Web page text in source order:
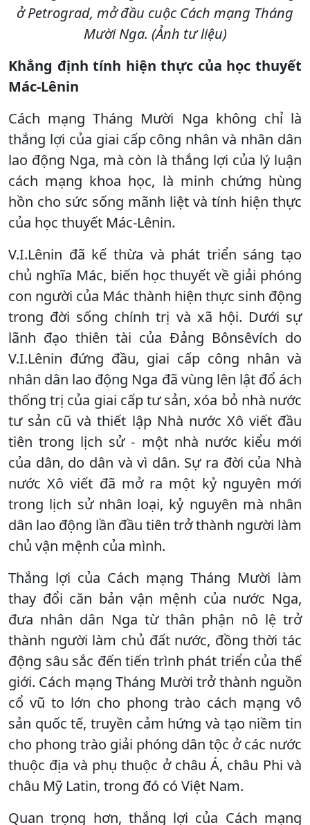
ở Petrograd, mở đầu cuộc Cách mạng Tháng
Mười Nga. (Ảnh tư liệu)
Khẳng định tính hiện thực của học thuyết
Mác-Lênin
Cách mạng Tháng Mười Nga không chỉ là
thắng lợi của giai cấp công nhân và nhân dân
lao động Nga, mà còn là thắng lợi của lý luận
cách mạng khoa học, là minh chứng hùng
hồn cho sức sống mãnh liệt và tính hiện thực
của học thuyết Mác-Lênin.
V.I.Lênin đã kế thừa và phát triển sáng tạo
chủ nghĩa Mác, biến học thuyết về giải phóng
con người của Mác thành hiện thực sinh động
trong đời sống chính trị và xã hội. Dưới sự
lãnh đạo thiên tài của Đảng Bônsêvích do
V.I.Lênin đứng đầu, giai cấp công nhân và
nhân dân lao động Nga đã vùng lên lật đổ ách
thống trị của giai cấp tư sản, xóa bỏ nhà nước
tư sản cũ và thiết lập Nhà nước Xô viết đầu
tiên trong lịch sử - một nhà nước kiểu mới
của dân, do dân và vì dân. Sự ra đời của Nhà
nước Xô viết đã mở ra một kỷ nguyên mới
trong lịch sử nhân loại, kỷ nguyên mà nhân
dân lao động lần đầu tiên trở thành người làm
chủ vận mệnh của mình.
Thắng lợi của Cách mạng Tháng Mười làm
thay đổi căn bản vận mệnh của nước Nga,
đưa nhân dân Nga từ thân phận nô lệ trở
thành người làm chủ đất nước, đồng thời tác
động sâu sắc đến tiến trình phát triển của thế
giới. Cách mạng Tháng Mười trở thành nguồn
cổ vũ to lớn cho phong trào cách mạng vô
sản quốc tế, truyền cảm hứng và tạo niềm tin
cho phong trào giải phóng dân tộc ở các nước
thuộc địa và phụ thuộc ở châu Á, châu Phi và
châu Mỹ Latin, trong đó có Việt Nam.
Quan trọng hơn, thắng lợi của Cách mạng